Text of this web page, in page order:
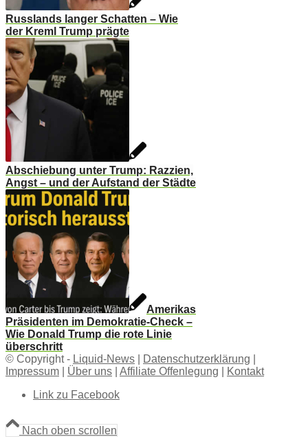
Russlands langer Schatten – Wie
der Kreml Trump prägte
Abschiebung unter Trump: Razzien,
Angst – und der Aufstand der Städte
Amerikas
Präsidenten im Demokratie-Check –
Wie Donald Trump die rote Linie
überschritt
© Copyright - Liquid-News Datenschutzerklärung
Impressum
Über uns Affiliate Offenlegung
Kontakt
Link zu Facebook
Nach oben scrollen